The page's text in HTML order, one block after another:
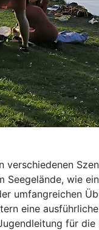
Seegelände, wie
umfangreichen
eine
für